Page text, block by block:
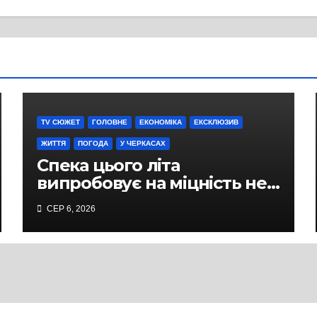
TV СЮЖЕТ ГОЛОВНЕ ЕКОНОМІКА ЕКСКЛЮЗИВ
ЖИТТЯ ПОГОДА У ЧЕРКАСАХ
Спека цього літа
випробовує на міцність не
лише людей, а й дороги
Черкас
СЕР 6, 2026